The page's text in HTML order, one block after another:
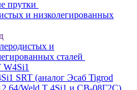
прутки
и низколегированных
и
сталей
W4Si1
SRT (аналог Эсаб Tigrod
Weld T 4Si1 и СВ-08Г2С)